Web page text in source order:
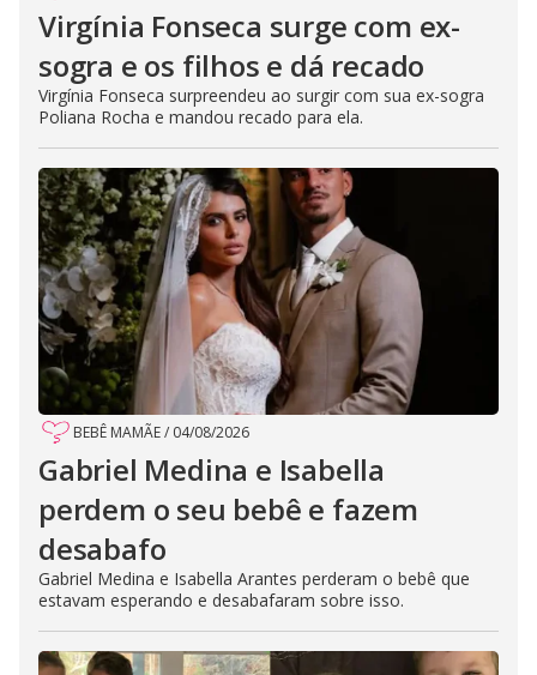
Virgínia Fonseca surge com ex-
sogra e os filhos e dá recado
Virgínia Fonseca surpreendeu ao surgir com sua ex-sogra
Poliana Rocha e mandou recado para ela.
BEBÊ MAMÃE/ 04/08/2026
Gabriel Medina e Isabella
perdem o seu bebê e fazem
desabafo
Gabriel Medina e Isabella Arantes perderam o bebê que
estavam esperando e desabafaram sobre isso.